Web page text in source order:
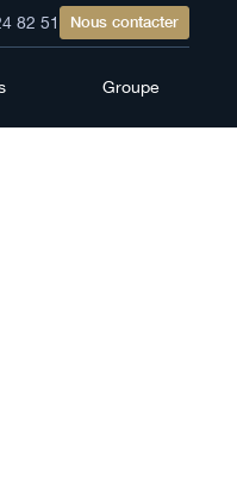
82 51 Nous contacter
Groupe